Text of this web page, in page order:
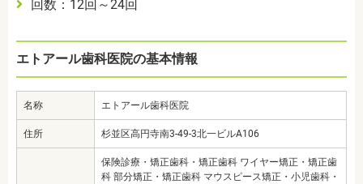
回数：12回～24回
エトアール歯科医院の基本情報
名称 エトアール歯科医院
住所 杉並区高円寺南3-49-3北一ビルA106
保険診療・矯正歯科・矯正歯科 ワイヤー矯正・矯正歯
科 部分矯正・矯正歯科 マウスピース矯正・小児歯科・